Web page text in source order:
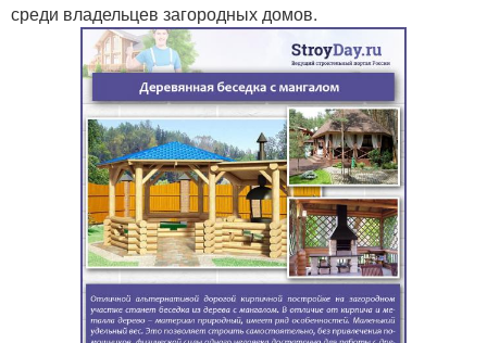
среди владельцев загородных домов.